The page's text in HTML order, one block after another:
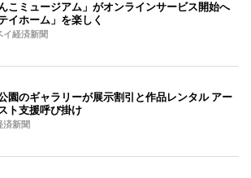
んこミュージアム」がオンラインサービス開始へ
イホーム」を楽しく
イ経済新聞
園のギャラリーが展示割引と作品レンタル アー
ト支援呼び掛け
済新聞